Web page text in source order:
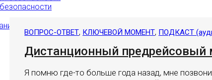
автомобилей
ВОПРОС-ОТВЕТ, КЛЮЧЕВОЙ МОМЕНТ, ПОДКАСТ
Дистанционный предрейсовый
Я помню где-то больше года назад, мне